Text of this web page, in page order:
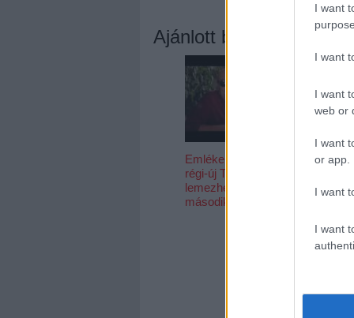
I want
I want
I want
web or
I want
or app.
I want
I want
Ajánlott bejegyzések:
Emlékek egy
régi-új Trottel-
lemezhez -
második rész
Visszavette a
helyét a